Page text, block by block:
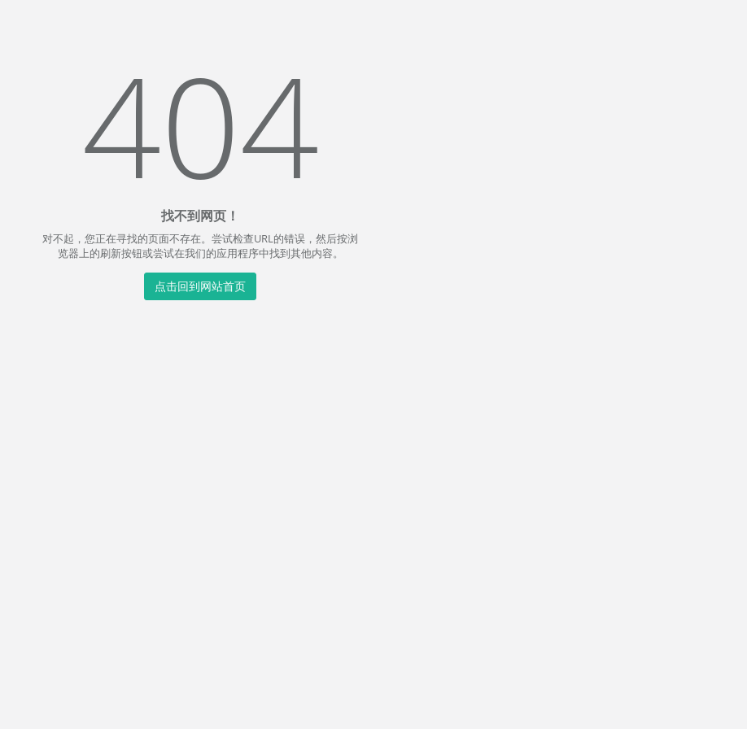
404
找不到网页！
对不起，您正在寻找的页面不存在。尝试检查URL的错误，然后按浏
览器上的刷新按钮或尝试在我们的应用程序中找到其他内容。
点击回到网站首页